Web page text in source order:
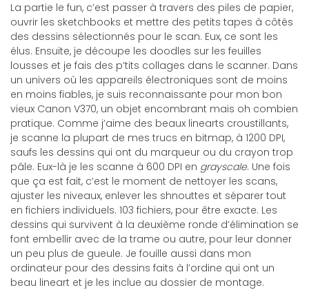
La partie le fun, c’est passer à travers des piles de papier,
ouvrir les sketchbooks et mettre des petits tapes à côtés
des dessins sélectionnés pour le scan. Eux, ce sont les
élus. Ensuite, je découpe les doodles sur les feuilles
lousses et je fais des p’tits collages dans le scanner. Dans
un univers où les appareils électroniques sont de moins
en moins fiables, je suis reconnaissante pour mon bon
vieux Canon V370, un objet encombrant mais oh combien
pratique. Comme j’aime des beaux linearts croustillants,
je scanne la plupart de mes trucs en bitmap, à 1200 DPI,
saufs les dessins qui ont du marqueur ou du crayon trop
pâle. Eux-là je les scanne à 600 DPI en grayscale. Une fois
que ça est fait, c’est le moment de nettoyer les scans,
ajuster les niveaux, enlever les shnouttes et séparer tout
en fichiers individuels. 103 fichiers, pour être exacte. Les
dessins qui survivent à la deuxième ronde d’élimination se
font embellir avec de la trame ou autre, pour leur donner
un peu plus de gueule. Je fouille aussi dans mon
ordinateur pour des dessins faits à l’ordine qui ont un
beau lineart et je les inclue au dossier de montage.